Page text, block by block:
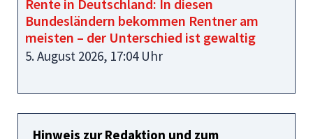
Rente in Deutschland: In diesen
Bundesländern bekommen Rentner am
meisten – der Unterschied ist gewaltig
5. August 2026, 17:04 Uhr
Hinweis zur Redaktion und zum